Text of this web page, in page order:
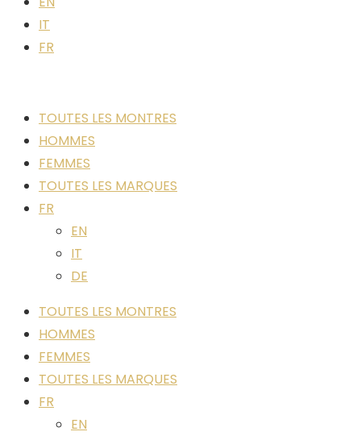
IT
FR
TOUTES LES MONTRES
HOMMES
FEMMES
TOUTES LES MARQUES
FR
EN
IT
DE
TOUTES LES MONTRES
HOMMES
FEMMES
TOUTES LES MARQUES
FR
EN